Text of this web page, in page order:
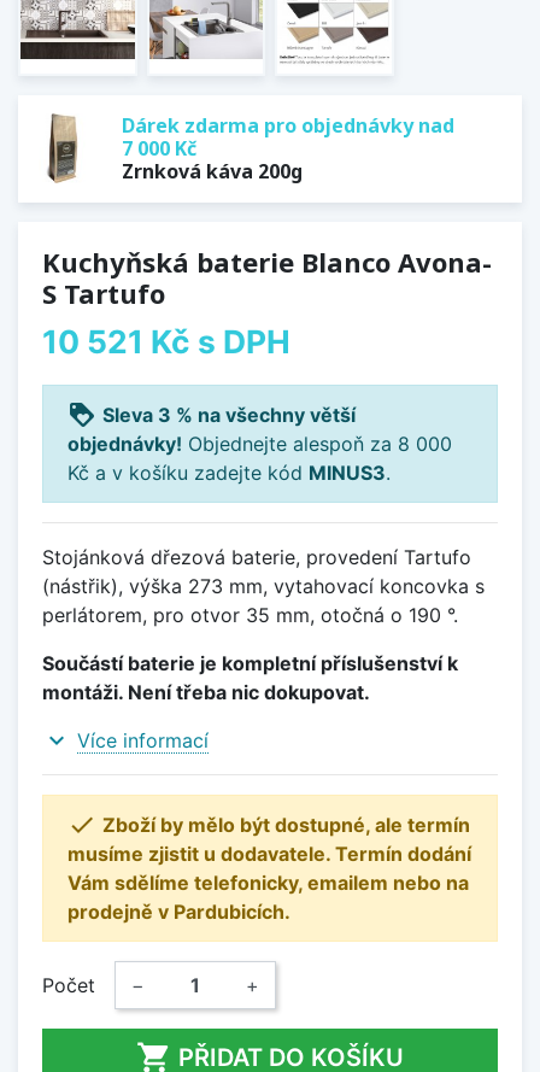
Dárek zdarma pro objednávky nad
7 000 Kč
Zrnková káva 200g
Kuchyňská baterie Blanco Avona-
S Tartufo
10 521 Kč s DPH
loyalty Sleva 3 % na všechny větší
objednávky! Objednejte alespoň za 8 000
Kč a v košíku zadejte kód MINUS3.
Stojánková dřezová baterie, provedení Tartufo
(nástřik), výška 273 mm, vytahovací koncovka s
perlátorem, pro otvor 35 mm, otočná o 190 °.
Součástí baterie je kompletní příslušenství k
montáži. Není třeba nic dokupovat.
expand_more Více informací
 Zboží by mělo být dostupné, ale termín
musíme zjistit u dodavatele. Termín dodání
Vám sdělíme telefonicky, emailem nebo na
prodejně v Pardubicích.
Počet − +
 PŘIDAT DO KOŠÍKU